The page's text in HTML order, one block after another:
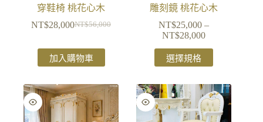
穿鞋椅 桃花心木
NT$56,000
NT$28,000
加入購物車
雕刻鏡 桃花心木
NT$25,000 –
NT$28,000
選擇規格